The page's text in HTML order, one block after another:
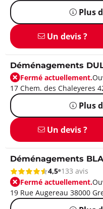
Plus
Un devis ?
Déménagements
Fermé actuellement.
17 Chem. des Chaleyeres
Plus
Un devis ?
Déménagements
4,5 133 avis
Fermé actuellement.
19 Rue Augereau 38000